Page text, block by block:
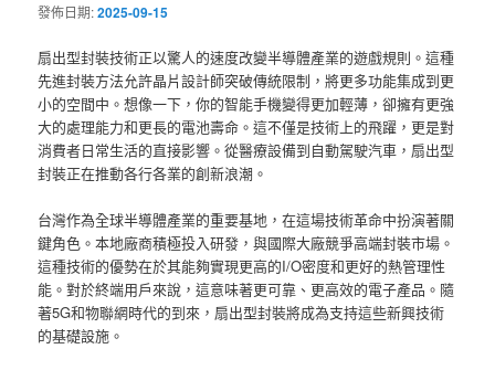
發佈日期:2025-09-15
扇出型封裝技術正以驚人的速度改變半導體產業的遊戲規則。這種
先進封裝方法允許晶片設計師突破傳統限制，將更多功能集成到更
小的空間中。想像一下，你的智能手機變得更加輕薄，卻擁有更強
大的處理能力和更長的電池壽命。這不僅是技術上的飛躍，更是對
消費者日常生活的直接影響。從醫療設備到自動駕駛汽車，扇出型
封裝正在推動各行各業的創新浪潮。
台灣作為全球半導體產業的重要基地，在這場技術革命中扮演著關
鍵角色。本地廠商積極投入研發，與國際大廠競爭高端封裝市場。
這種技術的優勢在於其能夠實現更高的I/O密度和更好的熱管理性
能。對於終端用戶來說，這意味著更可靠、更高效的電子產品。隨
著5G和物聯網時代的到來，扇出型封裝將成為支持這些新興技術
的基礎設施。